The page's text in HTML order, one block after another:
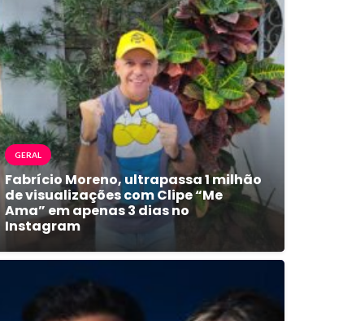
GERAL
Fabrício Moreno, ultrapassa 1 milhão
de visualizações com Clipe “Me
Ama” em apenas 3 dias no
Instagram